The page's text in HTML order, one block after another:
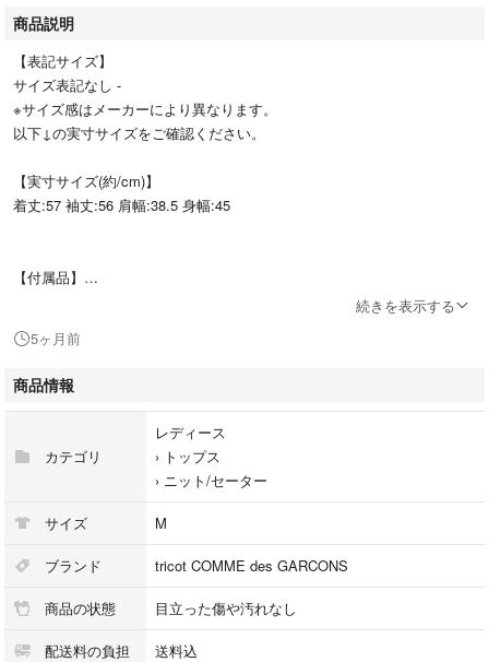
商品説明
【表記サイズ】
サイズ表記なし -
※サイズ感はメーカーにより異なります。
以下↓の実寸サイズをご確認ください。
【実寸サイズ(約/cm)】
着丈:57 袖丈:56 肩幅:38.5 身幅:45
【付属品】
【商品詳細】
tricot COMME des GARCONS トリココムデギャルソン
長袖ニット TG-N011
※色名は弊社の判断基準となります。光の加減や反射、ご覧の機種やブラ
ウザの影響により実際の色味と異なる場合がございます。
●スレ傷や汚れがある場合はその一部分のみ撮影を行っております。
画像に写っていない箇所にも同じようなスレ傷や汚れがある場合がござい
↓商品状態で気になる点がある場合に記載しています↓
続きを表示する
5ヶ月前
商品情報
カテゴリ
レディース
› トップス
› ニット/セーター
サイズ M
ブランド tricot COMME des GARCONS
商品の状態 目立った傷や汚れなし
配送料の負担 送料込